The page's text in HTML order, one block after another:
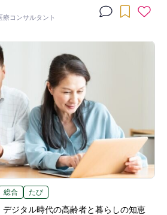
療コンサルタント
総合 たび
ジタル時代の高齢者と暮らしの知恵